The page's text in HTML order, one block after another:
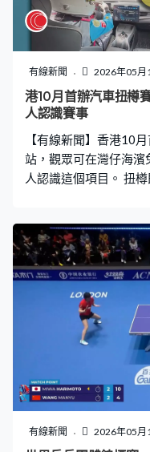
有線新聞 2026年05月
港10月首辦汽車扭
人認識賽事
【有線新聞】香港10
站，觀眾可在灣仔海濱
人認識這個項目。 扭
余嘯峰上年到過台北
香港。余嘯峰：「我
看看怎樣去研究，跟
一個不同的形式去做
話，就可以讓市民很
列賽全年6站，香港屬
濱活動空間上演，比
費觀看。 余嘯峰認為
辦好賽事：「扭樽真
我希望第一次我們汽
持，我們都想做一場好
爭取8月前完成選拔賽
有線新聞 2026年05月